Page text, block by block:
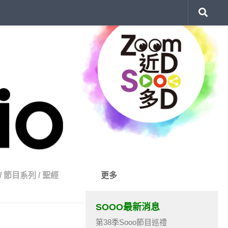
/ 節目系列 / 聖經 更多
SOOO最新消息
第38季Sooo節目巡禮